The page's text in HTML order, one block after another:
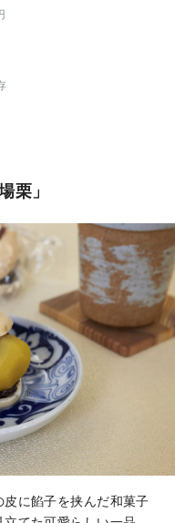
栗」
に餡子を挟んだ和菓子